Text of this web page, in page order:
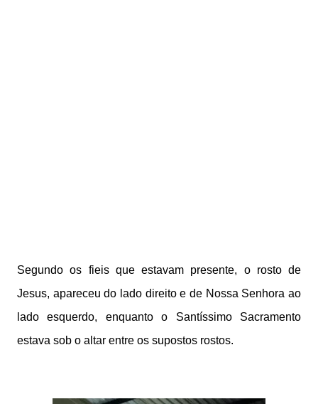
Segundo os fieis que estavam presente, o rosto de
Jesus, apareceu do lado direito e de Nossa Senhora ao
lado esquerdo, enquanto o Santíssimo Sacramento
estava sob o altar entre os supostos rostos.